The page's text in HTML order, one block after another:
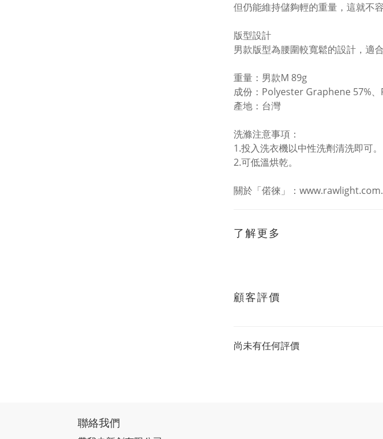
但仍能維持儲夠輕的重量，這就不容
版型設計
男款版型為腰圍較寬鬆的設計，適
重量：男款M 89g
成份：Polyester Graphene 57%
產地：台灣
洗滌注意事項：
1.投入洗衣機以中性洗劑清洗即可。
2.可低溫烘乾。
關於「偌徠」：
了解更多
顧客評價
尚未有任何評價
聯絡我們